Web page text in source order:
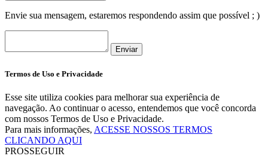
Envie sua mensagem, estaremos respondendo assim que possível ; )
Enviar
Termos de Uso e Privacidade
Esse site utiliza cookies para melhorar sua experiência de
navegação. Ao continuar o acesso, entendemos que você concorda
com nossos Termos de Uso e Privacidade.
Para mais informações, ACESSE NOSSOS TERMOS
CLICANDO AQUI
PROSSEGUIR